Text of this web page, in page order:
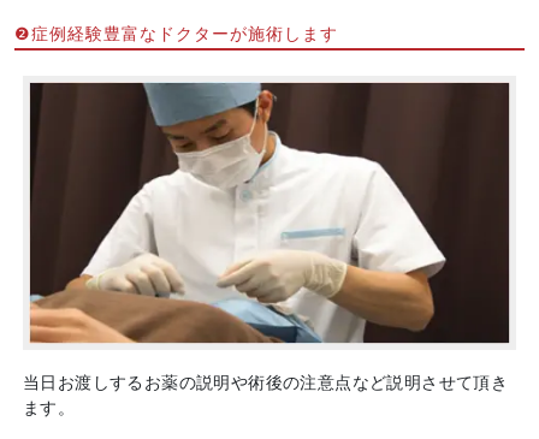
❷症例経験豊富なドクターが施術します
当日お渡しするお薬の説明や術後の注意点など説明させて頂き
ます。